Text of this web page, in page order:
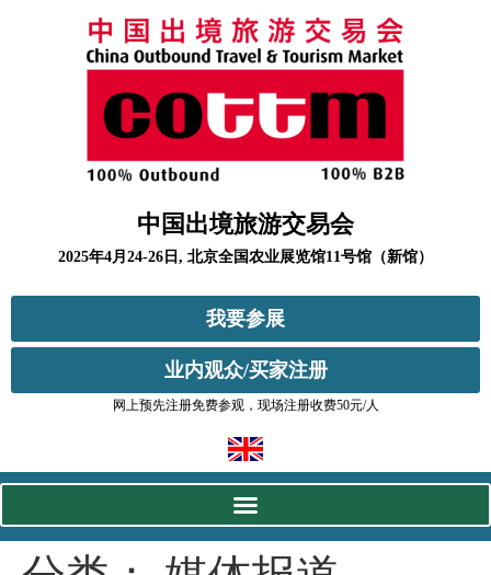
中国出境旅游交易会
2025年4月24-26日, 北京全国农业展览馆11号馆（新馆）
我要参展
业内观众/买家注册
网上预先注册免费参观，现场注册收费50元/人